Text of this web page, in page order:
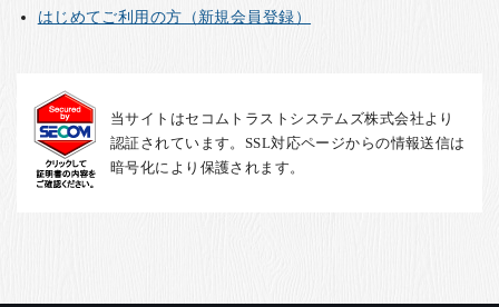
English
はじめてご利用の方（新規会員登録）
当サイトはセコムトラストシステムズ株式会社より
認証されています。SSL対応ページからの情報送信は
暗号化により保護されます。